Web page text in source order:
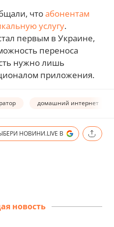
чтоабонентам
услугу.
первым в Украине,
переноса
нужно лишь
приложения.
домашний интернет
НОВИНИ.LIVE В
новость